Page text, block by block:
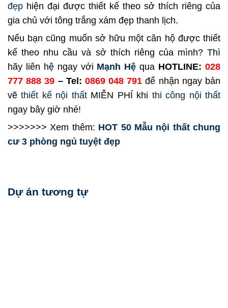
đẹp hiện đại được thiết kế theo sở thích riêng của
gia chủ với tông trắng xám đẹp thanh lịch.
Nếu bạn cũng muốn sở hữu một căn hộ được thiết
kế theo nhu cầu và sở thích riêng của mình? Thì
hãy liên hệ ngay với Mạnh Hệ qua HOTLINE:028
777 888 39 – Tel: 0869 048 791 để nhận ngay bản
vẽthiết kế nội thấtMIỄN PHÍ khi thi công nội thất
ngay bây giờ nhé!
>>>>>>> Xem thêm: HOT 50 Mẫu nội thất chung
cư 3 phòng ngủ tuyệt đẹp
Dự án tương tự